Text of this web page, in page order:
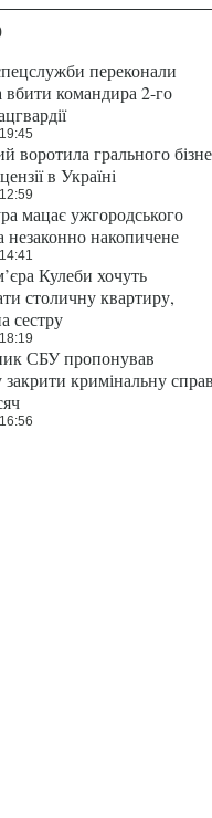
переконали
вбити командира 2-го
воротила грального
в Україні
мацає ужгородського
незаконно накопичене
Кулеби хочуть
столичну квартиру,
сестру
СБУ пропонував
закрити кримінальну